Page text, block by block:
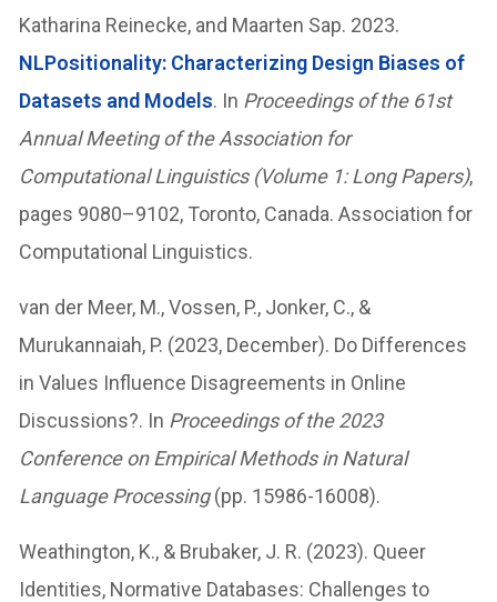
Katharina Reinecke, and Maarten Sap. 2023.
NLPositionality: Characterizing Design Biases of
Datasets and Models. In Proceedings of the 61st
Annual Meeting of the Association for
Computational Linguistics (Volume 1: Long Papers),
pages 9080–9102, Toronto, Canada. Association for
Computational Linguistics.
van der Meer, M., Vossen, P., Jonker, C., &
Murukannaiah, P. (2023, December). Do Differences
in Values Influence Disagreements in Online
Discussions?. In Proceedings of the 2023
Conference on Empirical Methods in Natural
Language Processing(pp. 15986-16008).
Weathington, K., & Brubaker, J. R. (2023). Queer
Identities, Normative Databases: Challenges to